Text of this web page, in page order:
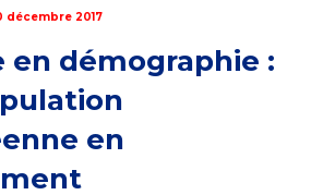
décembre 2017
en démographie :
en